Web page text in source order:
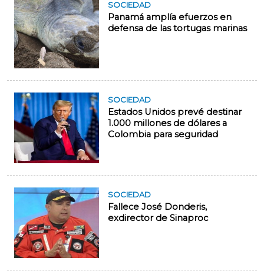
SOCIEDAD
Panamá amplía efuerzos en
defensa de las tortugas marinas
SOCIEDAD
Estados Unidos prevé destinar
1.000 millones de dólares a
Colombia para seguridad
SOCIEDAD
Fallece José Donderis,
exdirector de Sinaproc